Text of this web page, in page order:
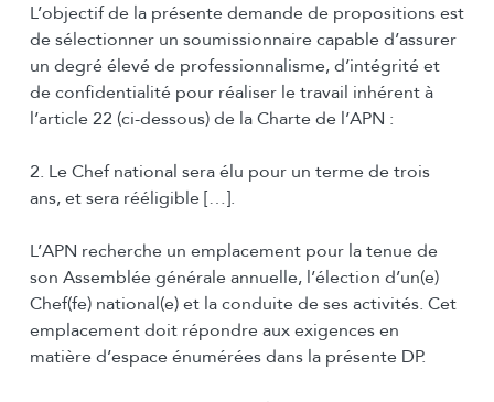
L’objectif de la présente demande de propositions est
de sélectionner un soumissionnaire capable d’assurer
un degré élevé de professionnalisme, d’intégrité et
de confidentialité pour réaliser le travail inhérent à
l’article 22 (ci-dessous) de la Charte de l’APN :
2. Le Chef national sera élu pour un terme de trois
ans, et sera rééligible […].
L’APN recherche un emplacement pour la tenue de
son Assemblée générale annuelle, l’élection d’un(e)
Chef(fe) national(e) et la conduite de ses activités. Cet
emplacement doit répondre aux exigences en
matière d’espace énumérées dans la présente DP.